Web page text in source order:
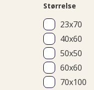
Størrelse
23x70
40x60
50x50
60x60
70x100